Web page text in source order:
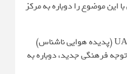
این موضوع را دوباره به مرکز
در سال‌های اخیر نیز اصطلاح UFO به UAP (پدیده هوایی ناشناس)
توجه فرهنگی جدید، دوباره به